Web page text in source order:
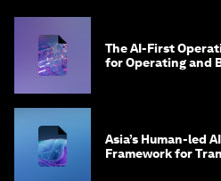
The AI-First
for Operating and
Asia’s Human-led
Framework for